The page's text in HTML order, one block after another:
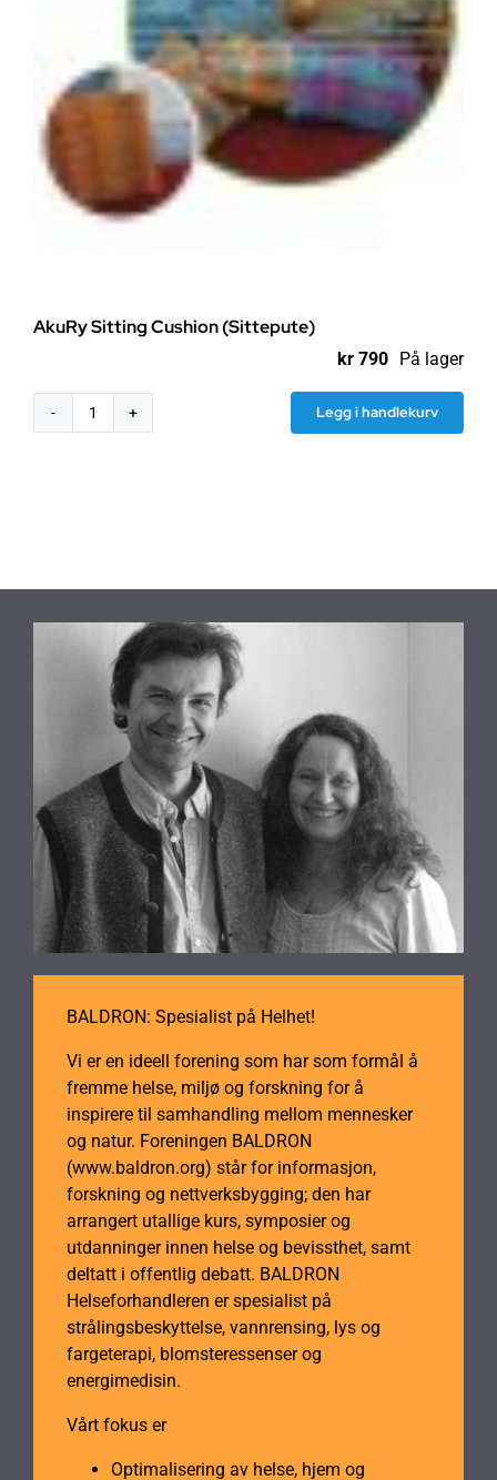
AkuRy Sitting Cushion (Sittepute)
kr 790 På lager
AkuRy
Legg i handlekurv
BALDRON: Spesialist på Helhet!
Vi er en ideell forening som har som formål å
fremme helse, miljø og forskning for å
inspirere til samhandling mellom mennesker
og natur. Foreningen BALDRON
(www.baldron.org) står for informasjon,
forskning og nettverksbygging; den har
arrangert utallige kurs, symposier og
utdanninger innen helse og bevissthet, samt
deltatt i offentlig debatt. BALDRON
Helseforhandleren er spesialist på
strålingsbeskyttelse, vannrensing, lys og
fargeterapi, blomsteressenser og
energimedisin.
Vårt fokus er
Optimalisering av helse, hjem og